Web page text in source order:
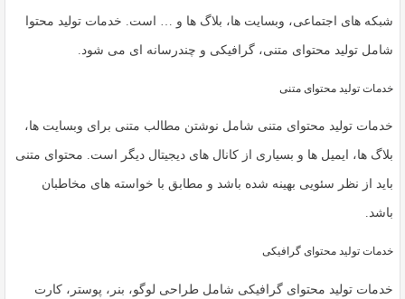
شبکه های اجتماعی، وبسایت ها، بلاگ ها و … است. خدمات تولید محتوا
شامل تولید محتوای متنی، گرافیکی و چندرسانه ای می شود.
خدمات تولید محتوای متنی
خدمات تولید محتوای متنی شامل نوشتن مطالب متنی برای وبسایت ها،
بلاگ ها، ایمیل ها و بسیاری از کانال های دیجیتال دیگر است. محتوای متنی
باید از نظر سئویی بهینه شده باشد و مطابق با خواسته های مخاطبان
باشد.
خدمات تولید محتوای گرافیکی
خدمات تولید محتوای گرافیکی شامل طراحی لوگو، بنر، پوستر، کارت